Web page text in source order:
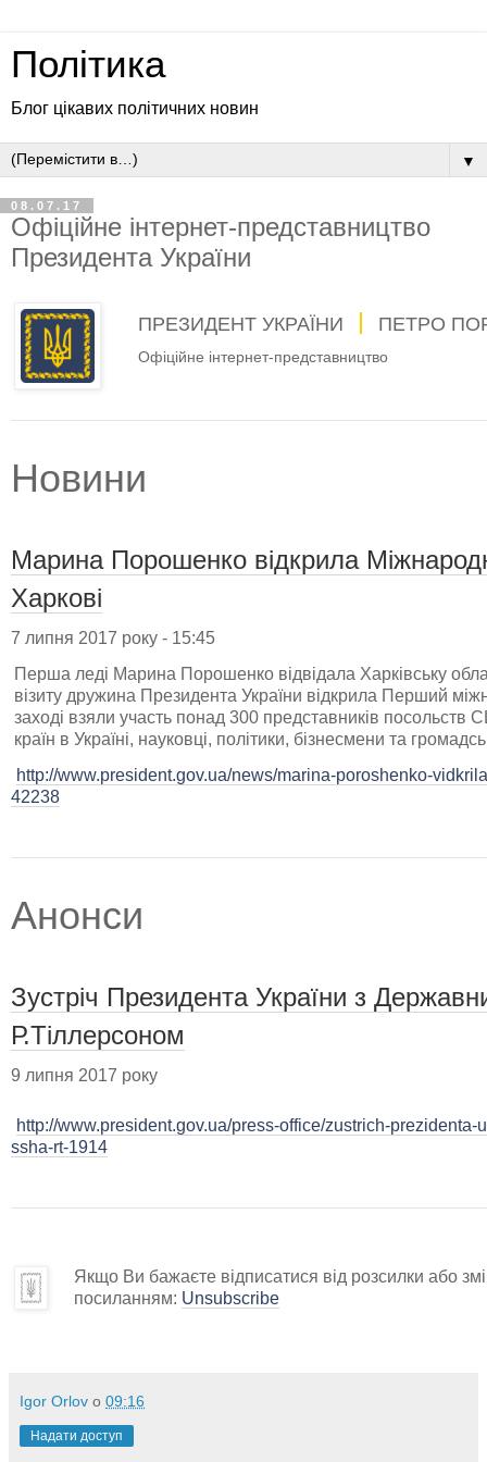
Політика
Блог цікавих політичних новин
▼
08.07.17
Офіційне інтернет-представництво
Президента України
ПРЕЗИДЕНТ УКРАЇНИ ПЕТРО
Офіційне інтернет-представництво
Новини
Марина Порошенко відкрила
Харкові
7 липня 2017 року - 15:45
Перша леді Марина Порошенко відвідала Харківську
візиту дружина Президента України відкрила Перший
заході взяли участь понад 300 представників посольств
країн в Україні, науковці, політики, бізнесмени та
http://www.president.gov.ua/news/marina-poroshenko-
42238
Анонси
Зустріч Президента України з
Р.Тіллерсоном
9 липня 2017 року
http://www.president.gov.ua/press-office/zustrich-
ssha-rt-1914
Якщо Ви бажаєте відписатися від розсилки або
посиланням: Unsubscribe
Igor Orlov о 09:16
Надати доступ